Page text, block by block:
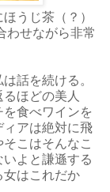
うじ茶（？）
わせながら非常
話を続ける。
ほどの美人
食べワインを
アは絶対に飛
こはそんなこ
よと謙遜する
女はこれだか